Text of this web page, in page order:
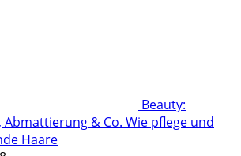
Beauty:
& Co. Wie pflege und
Haare